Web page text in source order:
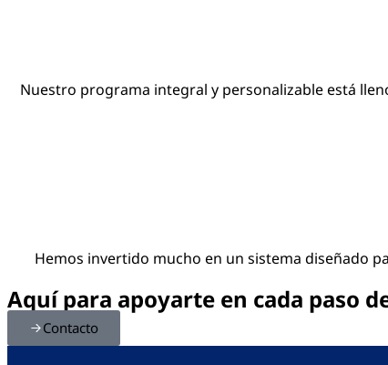
Nuestro programa integral y personalizable está
Hemos invertido mucho en un sistema diseñado
Aquí para apoyarte en cada paso
Contacto